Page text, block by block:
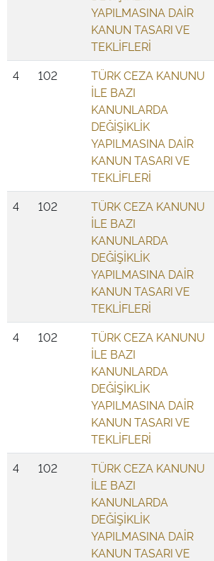
YAPILMASINA DAİR
KANUN TASARI VE
TEKLİFLERİ
4 102
TÜRK CEZA KANUNU
İLE BAZI
KANUNLARDA
DEĞİŞİKLİK
YAPILMASINA DAİR
KANUN TASARI VE
TEKLİFLERİ
4 102
TÜRK CEZA KANUNU
İLE BAZI
KANUNLARDA
DEĞİŞİKLİK
YAPILMASINA DAİR
KANUN TASARI VE
TEKLİFLERİ
4 102
TÜRK CEZA KANUNU
İLE BAZI
KANUNLARDA
DEĞİŞİKLİK
YAPILMASINA DAİR
KANUN TASARI VE
TEKLİFLERİ
4 102
TÜRK CEZA KANUNU
İLE BAZI
KANUNLARDA
DEĞİŞİKLİK
YAPILMASINA DAİR
KANUN TASARI VE